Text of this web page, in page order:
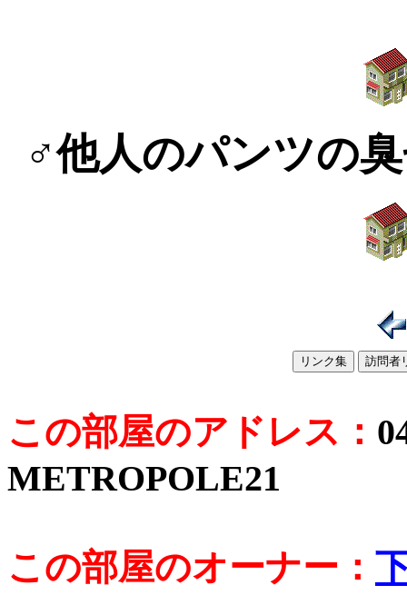
♂他人のパンツの
この部屋のアドレス：
METROPOLE21
この部屋のオーナー：